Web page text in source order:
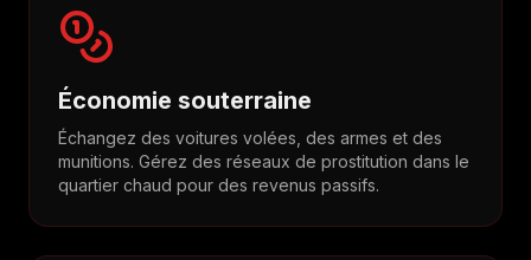
Économie souterraine
Échangez des voitures volées, des armes et des
munitions. Gérez des réseaux de prostitution dans le
quartier chaud pour des revenus passifs.